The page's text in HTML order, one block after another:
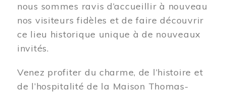
nous sommes ravis d’accueillir à nouveau
nos visiteurs fidèles et de faire découvrir
ce lieu historique unique à de nouveaux
invités.
Venez profiter du charme, de l’histoire et
de l’hospitalité de la Maison Thomas-